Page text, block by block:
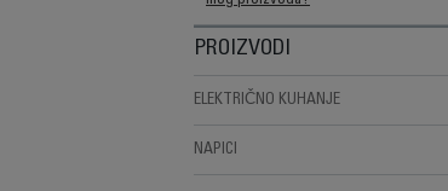
PROIZVODI
ELEKTRIČNO KUHANJE
NAPICI